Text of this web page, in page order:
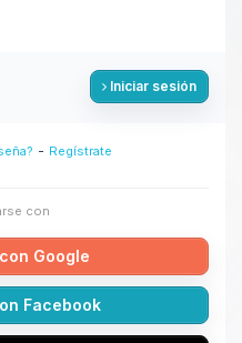
Iniciar sesión
- Regístrate
con
Google
Facebook